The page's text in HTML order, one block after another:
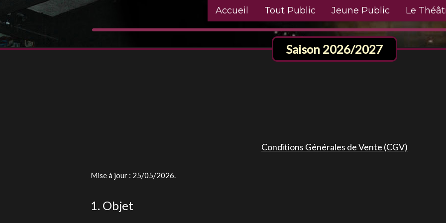
Accueil Tout Public Jeune Public Le
Saison 2026/2027
Conditions Générales de Vente (CGV)
Mise à jour : 25/05/2026.
1. Objet